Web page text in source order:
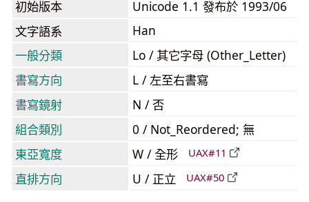
初始版本
Unicode 1.1 發布於 1993/06
文字語系
Han
一般分類
Lo / 其它字母 (Other_Letter)
書寫方向
L / 左至右書寫
書寫鏡射
N / 否
組合類別
0 / Not_Reordered; 無
東亞寬度
W / 全形 UAX#11
直排方向 U / 正立 UAX#50